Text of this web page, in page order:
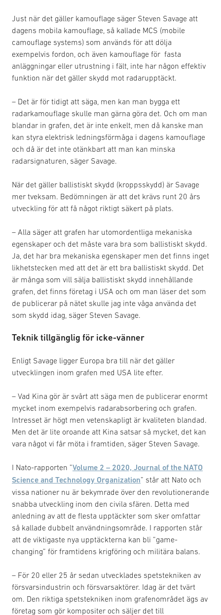
Just när det gäller kamouflage säger Steven Savage att
dagens mobila kamouflage, så kallade MCS (mobile
camouflage systems) som används för att dölja
exempelvis fordon, och även kamouflage för fasta
anläggningar eller utrustning i fält, inte har någon effektiv
funktion när det gäller skydd mot radarupptäckt.
– Det är för tidigt att säga, men kan man bygga ett
radarkamouflage skulle man gärna göra det. Och om man
blandar in grafen, det är inte enkelt, men då kanske man
kan styra elektrisk ledningsförmåga i dagens kamouflage
och då är det inte otänkbart att man kan minska
radarsignaturen, säger Savage.
När det gäller ballistiskt skydd (kroppsskydd) är Savage
mer tveksam. Bedömningen är att det krävs runt 20 års
utveckling för att få något riktigt säkert på plats.
– Alla säger att grafen har utomordentliga mekaniska
egenskaper och det måste vara bra som ballistiskt skydd.
Ja, det har bra mekaniska egenskaper men det finns inget
likhetstecken med att det är ett bra ballistiskt skydd. Det
är många som vill sälja ballistiskt skydd innehållande
grafen, det finns företag i USA och om man läser det som
de publicerar på nätet skulle jag inte våga använda det
som skydd idag, säger Steven Savage.
Teknik tillgänglig för icke-vänner
Enligt Savage ligger Europa bra till när det gäller
utvecklingen inom grafen med USA lite efter.
– Vad Kina gör är svårt att säga men de publicerar enormt
mycket inom exempelvis radarabsorbering och grafen.
Intresset är högt men vetenskapligt är kvaliteten blandad.
Men det är lite oroande att Kina satsar så mycket, det kan
vara något vi får möta i framtiden, säger Steven Savage.
I Nato-rapporten ”Volume 2 – 2020, Journal of the NATO
Science and Technology Organization” står att Nato och
vissa nationer nu är bekymrade över den revolutionerande
snabba utveckling inom den civila sfären. Detta med
anledning av att de flesta upptäckter som sker omfattar
så kallade dubbelt användningsområde. I rapporten står
att de viktigaste nya upptäckterna kan bli ”game-
changing” för framtidens krigföring och militära balans.
– För 20 eller 25 år sedan utvecklades spetstekniken av
försvarsindustrin och försvarsaktörer. Idag är det tvärt
om. Den riktiga spetstekniken inom grafenområdet ägs av
företag som gör kompositer och säljer det till